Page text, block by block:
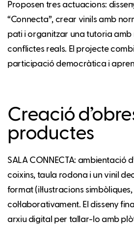
Proposen tres actuacions:
“Connecta”, crear vinils amb
pati i organitzar una tutoria
conflictes reals. El projecte
participació democràtica i
Creació
productes
SALA CONNECTA: ambientació
coixins, taula rodona i un vinil
format (il·lustracions
col·laborativament. El disseny
arxiu digital per tallar-lo amb